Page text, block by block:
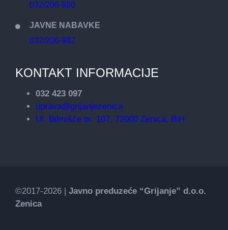
032/206-980
JAVNE NABAVKE
032/206-982
KONTAKT INFORMACIJE
032 423 097
uprava@grijanjezenica
Ul. Bilmišće br. 107, 72000 Zenica, BiH
©2017-2026 | Javno preduzeće “Grijanje” d.o.o.
Zenica